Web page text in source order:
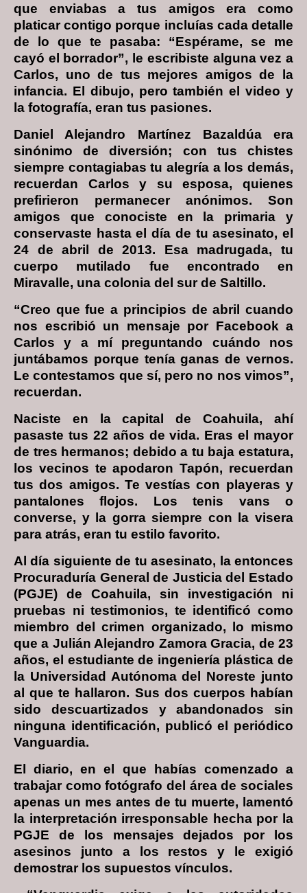
que enviabas a tus amigos era como
platicar contigo porque incluías cada detalle
de lo que te pasaba: “Espérame, se me
cayó el borrador”, le escribiste alguna vez a
Carlos, uno de tus mejores amigos de la
infancia. El dibujo, pero también el video y
la fotografía, eran tus pasiones.
Daniel Alejandro Martínez Bazaldúa era
sinónimo de diversión; con tus chistes
siempre contagiabas tu alegría a los demás,
recuerdan Carlos y su esposa, quienes
prefirieron permanecer anónimos. Son
amigos que conociste en la primaria y
conservaste hasta el día de tu asesinato, el
24 de abril de 2013. Esa madrugada, tu
cuerpo mutilado fue encontrado en
Miravalle, una colonia del sur de Saltillo.
“Creo que fue a principios de abril cuando
nos escribió un mensaje por Facebook a
Carlos y a mí preguntando cuándo nos
juntábamos porque tenía ganas de vernos.
Le contestamos que sí, pero no nos vimos”,
recuerdan.
Naciste en la capital de Coahuila, ahí
pasaste tus 22 años de vida. Eras el mayor
de tres hermanos; debido a tu baja estatura,
los vecinos te apodaron Tapón, recuerdan
tus dos amigos. Te vestías con playeras y
pantalones flojos. Los tenis vans o
converse, y la gorra siempre con la visera
para atrás, eran tu estilo favorito.
Al día siguiente de tu asesinato, la entonces
Procuraduría General de Justicia del Estado
(PGJE) de Coahuila, sin investigación ni
pruebas ni testimonios, te identificó como
miembro del crimen organizado, lo mismo
que a Julián Alejandro Zamora Gracia, de 23
años, el estudiante de ingeniería plástica de
la Universidad Autónoma del Noreste junto
al que te hallaron. Sus dos cuerpos habían
sido descuartizados y abandonados sin
ninguna identificación, publicó el periódico
Vanguardia.
El diario, en el que habías comenzado a
trabajar como fotógrafo del área de sociales
apenas un mes antes de tu muerte, lamentó
la interpretación irresponsable hecha por la
PGJE de los mensajes dejados por los
asesinos junto a los restos y le exigió
demostrar los supuestos vínculos.